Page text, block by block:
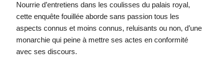
Nourrie d’entretiens dans les coulisses du palais royal,
cette enquête fouillée aborde sans passion tous les
aspects connus et moins connus, reluisants ou non, d’une
monarchie qui peine à mettre ses actes en conformité
avec ses discours.